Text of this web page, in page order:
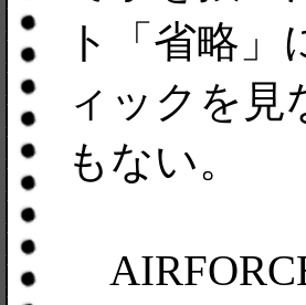
ト「省略
ィックを
もない。